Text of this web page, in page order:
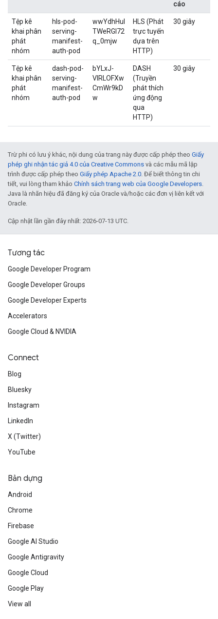
cáo
Tệp kê
khai phân
phát
nhóm
hls-pod-
serving-
manifest-
auth-pod
wwYdhHuI
TWeRGl72
q_0mjw
HLS (Phát
trực tuyến
dựa trên
HTTP)
30 giây
Tệp kê
khai phân
phát
nhóm
dash-pod-
serving-
manifest-
auth-pod
bYLxJ-
VIRLOFXw
CmWr9kD
w
DASH
(Truyền
phát thích
ứng động
qua
HTTP)
30 giây
Trừ phi có lưu ý khác, nội dung của trang này được cấp phép theo Giấy
phép ghi nhận tác giả 4.0 của Creative Commons và các mẫu mã lập
trình được cấp phép theo Giấy phép Apache 2.0. Để biết thông tin chi
tiết, vui lòng tham khảo Chính sách trang web của Google Developers.
Java là nhãn hiệu đã đăng ký của Oracle và/hoặc các đơn vị liên kết với
Oracle.
Cập nhật lần gần đây nhất: 2026-07-13 UTC.
Tương tác
Google Developer Program
Google Developer Groups
Google Developer Experts
Accelerators
Google Cloud & NVIDIA
Connect
Blog
Bluesky
Instagram
LinkedIn
X (Twitter)
YouTube
Bản dựng
Android
Chrome
Firebase
Google AI Studio
Google Antigravity
Google Cloud
Google Play
View all